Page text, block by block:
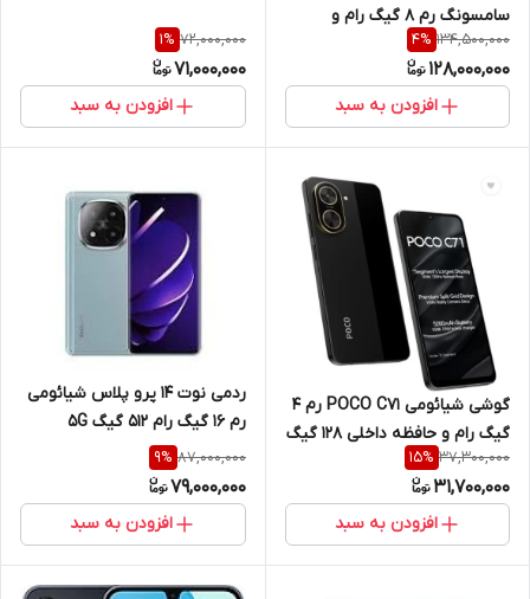
سامسونگ رم 8 گیگ رام و
حافظه داخلی 256 گیگ 5G
134,500,000
4%
128,000,000
افزودن به سبد
72,000,000
1%
71,000,000
افزودن به سبد
گوشی شیائومی POCO C71 رم 4
گیگ رام و حافظه داخلی 128 گیگ
4G
37,300,000
15%
31,700,000
افزودن به سبد
ردمی نوت 14 پرو پلاس شیائومی
رم 16 گیگ رام 512 گیگ 5G
87,000,000
9%
79,000,000
افزودن به سبد